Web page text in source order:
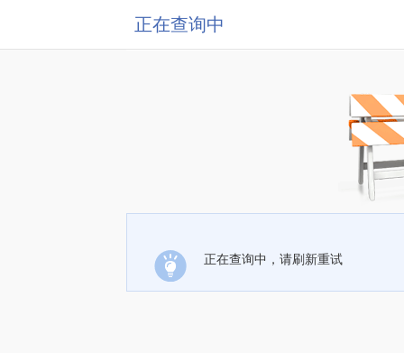
正在查询中
正在查询中，请刷新重试